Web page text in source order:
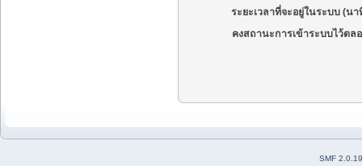
ระยะเวลาที่จะอยู่ในระบบ (นา
คงสถานะการเข้าระบบไว้ตล
SMF 2.0.19